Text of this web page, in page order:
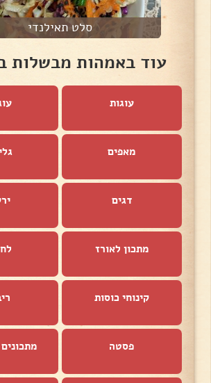
סלט תאילנדי
עוד באמהות מבשלות
עוגות
מאפים
דגים
מתכון לאורז
קינוחי כוסות
פסטה